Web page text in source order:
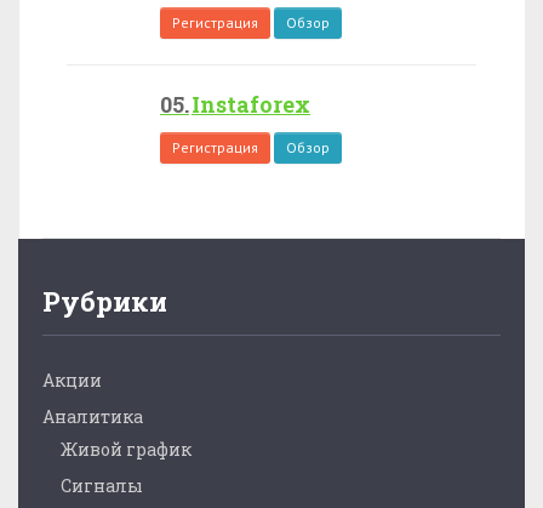
Регистрация Обзор
Instaforex
Регистрация Обзор
Рубрики
Акции
Аналитика
Живой график
Сигналы